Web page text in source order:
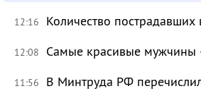
12:16 Количество
12:08 Самые красивые мужчины
11:56 В Минтруда РФ